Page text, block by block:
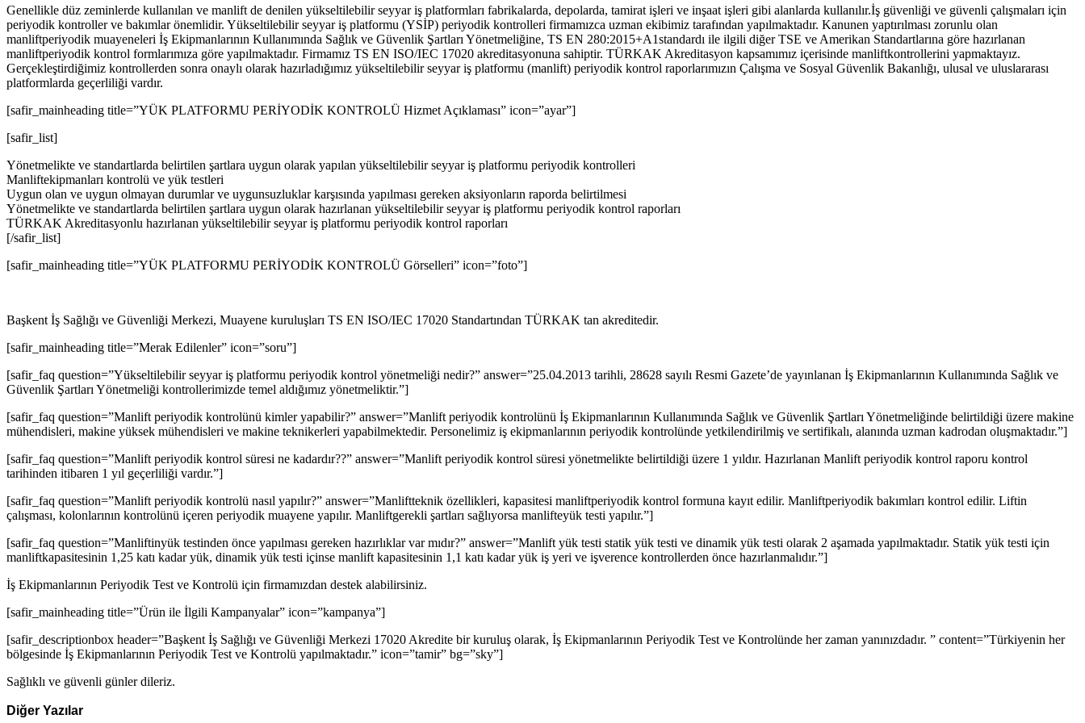
Genellikle düz zeminlerde kullanılan ve manlift de denilen yükseltilebilir seyyar iş platformları fabrikalarda, depolarda, tamirat işleri ve inşaat işleri gibi alanlarda kullanılır.İş güvenliği ve güvenli çalışmaları için
periyodik kontroller ve bakımlar önemlidir. Yükseltilebilir seyyar iş platformu (YSİP) periyodik kontrolleri firmamızca uzman ekibimiz tarafından yapılmaktadır. Kanunen yaptırılması zorunlu olan
manliftperiyodik muayeneleri İş Ekipmanlarının Kullanımında Sağlık ve Güvenlik Şartları Yönetmeliğine, TS EN 280:2015+A1standardı ile ilgili diğer TSE ve Amerikan Standartlarına göre hazırlanan
manliftperiyodik kontrol formlarımıza göre yapılmaktadır. Firmamız TS EN ISO/IEC 17020 akreditasyonuna sahiptir. TÜRKAK Akreditasyon kapsamımız içerisinde manliftkontrollerini yapmaktayız.
Gerçekleştirdiğimiz kontrollerden sonra onaylı olarak hazırladığımız yükseltilebilir seyyar iş platformu (manlift) periyodik kontrol raporlarımızın Çalışma ve Sosyal Güvenlik Bakanlığı, ulusal ve uluslararası
platformlarda geçerliliği vardır.
[safir_mainheading title=”YÜK PLATFORMU PERİYODİK KONTROLÜ Hizmet Açıklaması” icon=”ayar”]
[safir_list]
Yönetmelikte ve standartlarda belirtilen şartlara uygun olarak yapılan yükseltilebilir seyyar iş platformu periyodik kontrolleri
Manliftekipmanları kontrolü ve yük testleri
Uygun olan ve uygun olmayan durumlar ve uygunsuzluklar karşısında yapılması gereken aksiyonların raporda belirtilmesi
Yönetmelikte ve standartlarda belirtilen şartlara uygun olarak hazırlanan yükseltilebilir seyyar iş platformu periyodik kontrol raporları
TÜRKAK Akreditasyonlu hazırlanan yükseltilebilir seyyar iş platformu periyodik kontrol raporları
[/safir_list]
[safir_mainheading title=”YÜK PLATFORMU PERİYODİK KONTROLÜ Görselleri” icon=”foto”]
Başkent İş Sağlığı ve Güvenliği Merkezi, Muayene kuruluşları TS EN ISO/IEC 17020 Standartından TÜRKAK tan akreditedir.
[safir_mainheading title=”Merak Edilenler” icon=”soru”]
[safir_faq question=”Yükseltilebilir seyyar iş platformu periyodik kontrol yönetmeliği nedir?” answer=”25.04.2013 tarihli, 28628 sayılı Resmi Gazete’de yayınlanan İş Ekipmanlarının Kullanımında Sağlık ve
Güvenlik Şartları Yönetmeliği kontrollerimizde temel aldığımız yönetmeliktir.”]
[safir_faq question=”Manlift periyodik kontrolünü kimler yapabilir?” answer=”Manlift periyodik kontrolünü İş Ekipmanlarının Kullanımında Sağlık ve Güvenlik Şartları Yönetmeliğinde belirtildiği üzere makine
mühendisleri, makine yüksek mühendisleri ve makine teknikerleri yapabilmektedir. Personelimiz iş ekipmanlarının periyodik kontrolünde yetkilendirilmiş ve sertifikalı, alanında uzman kadrodan oluşmaktadır.”]
[safir_faq question=”Manlift periyodik kontrol süresi ne kadardır??” answer=”Manlift periyodik kontrol süresi yönetmelikte belirtildiği üzere 1 yıldır. Hazırlanan Manlift periyodik kontrol raporu kontrol
tarihinden itibaren 1 yıl geçerliliği vardır.”]
[safir_faq question=”Manlift periyodik kontrolü nasıl yapılır?” answer=”Manliftteknik özellikleri, kapasitesi manliftperiyodik kontrol formuna kayıt edilir. Manliftperiyodik bakımları kontrol edilir. Liftin
çalışması, kolonlarının kontrolünü içeren periyodik muayene yapılır. Manliftgerekli şartları sağlıyorsa manlifteyük testi yapılır.”]
[safir_faq question=”Manliftinyük testinden önce yapılması gereken hazırlıklar var mıdır?” answer=”Manlift yük testi statik yük testi ve dinamik yük testi olarak 2 aşamada yapılmaktadır. Statik yük testi için
manliftkapasitesinin 1,25 katı kadar yük, dinamik yük testi içinse manlift kapasitesinin 1,1 katı kadar yük iş yeri ve işverence kontrollerden önce hazırlanmalıdır.”]
İş Ekipmanlarının Periyodik Test ve Kontrolü için firmamızdan destek alabilirsiniz.
[safir_mainheading title=”Ürün ile İlgili Kampanyalar” icon=”kampanya”]
[safir_descriptionbox header=”Başkent İş Sağlığı ve Güvenliği Merkezi 17020 Akredite bir kuruluş olarak, İş Ekipmanlarının Periyodik Test ve Kontrolünde her zaman yanınızdadır. ” content=”Türkiyenin her
bölgesinde İş Ekipmanlarının Periyodik Test ve Kontrolü yapılmaktadır.” icon=”tamir” bg=”sky”]
Sağlıklı ve güvenli günler dileriz.
Diğer Yazılar